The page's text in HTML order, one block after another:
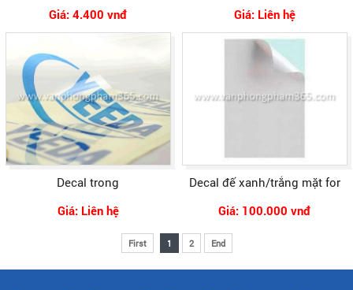
Giá: 4.400 vnđ
Giá: Liên hệ
Decal trong
Giá: Liên hệ
Decal đế xanh/trắng mặt for
Giá: 100.000 vnđ
First 1 2 End